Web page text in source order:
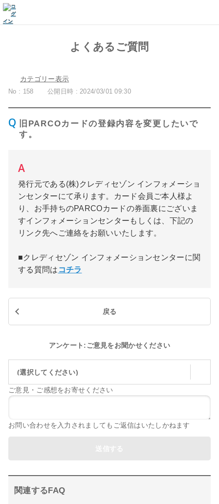
よくあるご質問
カテゴリー表示
No : 158 公開日時 : 2024/03/01 09:30
旧PARCOカードの登録内容を変更したいで
す。
発行元である(株)クレディセゾン インフォメーショ
ンセンターにて承ります。カード会員ご本人様よ
り、お手持ちのPARCOカードの券面裏にございま
すインフォメーションセンターもしくは、下記の
リンク先へご連絡をお願いいたします。
■クレディセゾン インフォメーションセンターに関
する質問は コチラ
戻る
アンケート:ご意見をお聞かせください
(選択してください)
ご意見・ご感想をお寄せください
お問い合わせを入力されましてもご返信はいたしかねます
関連するFAQ